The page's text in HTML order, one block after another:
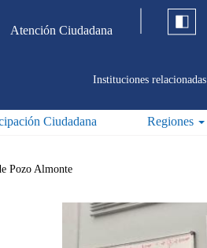
Atención Ciudadana
Instituciones relacionadas
Ciudadana Regiones
Pozo Almonte